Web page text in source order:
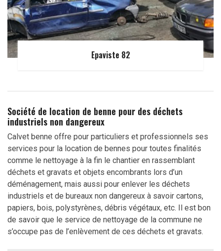
Epaviste 82
Société de location de benne pour des déchets
industriels non dangereux
Calvet benne offre pour particuliers et professionnels ses
services pour la location de bennes pour toutes finalités
comme le nettoyage à la fin le chantier en rassemblant
déchets et gravats et objets encombrants lors d’un
déménagement, mais aussi pour enlever les déchets
industriels et de bureaux non dangereux à savoir cartons,
papiers, bois, polystyrènes, débris végétaux, etc. Il est bon
de savoir que le service de nettoyage de la commune ne
s’occupe pas de l’enlèvement de ces déchets et gravats.